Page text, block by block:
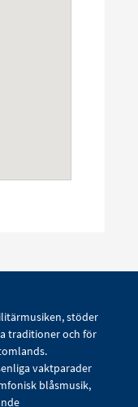
stöder
traditioner och för
vaktparader
blåsmusik,